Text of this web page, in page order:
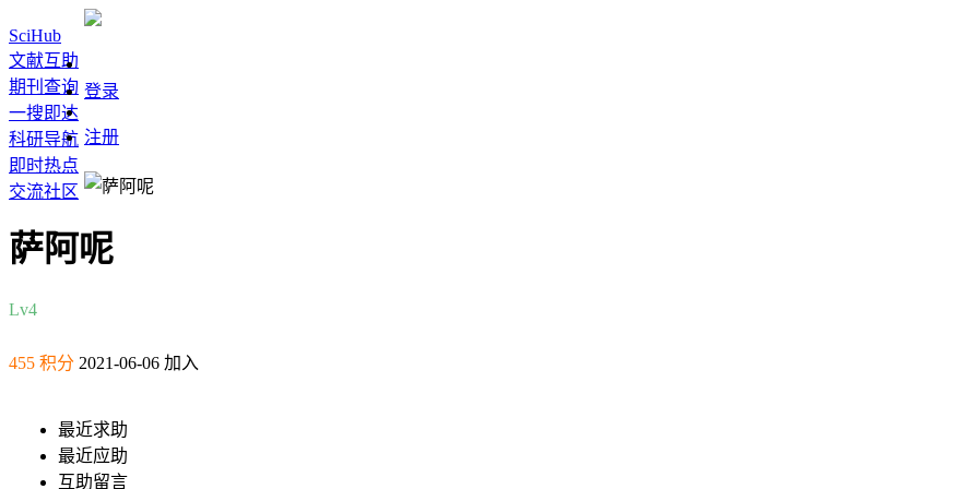
SciHub
文献互助
期刊查询
一搜即达
科研导航
即时热点
交流社区
登录
注册
萨阿呢
Lv4
455 积分 2021-06-06 加入
最近求助
最近应助
互助留言